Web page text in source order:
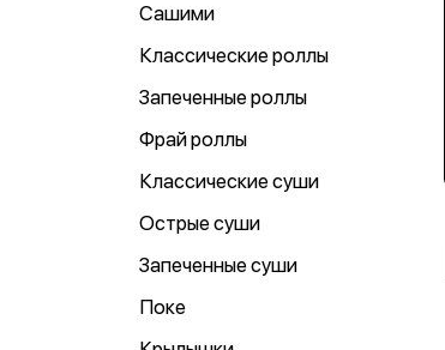
Сашими
Классические роллы
Запеченные роллы
Фрай роллы
Классические суши
Острые суши
Запеченные суши
Поке